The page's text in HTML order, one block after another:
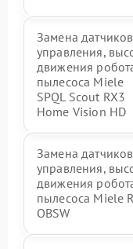
Замена датчиков
управления,
движения
пылесоса Miele
SPQL Scout RX3
Home Vision HD
Замена датчиков
управления,
движения
пылесоса Miele
OBSW